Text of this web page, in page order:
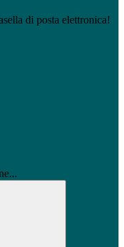
di posta elettronica!